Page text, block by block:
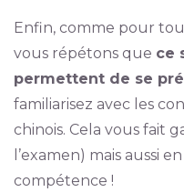
Enfin, comme pour
vous répétons que ce
permettent de se
familiarisez avec les
chinois. Cela vous fait
l’examen) mais aussi
compétence !